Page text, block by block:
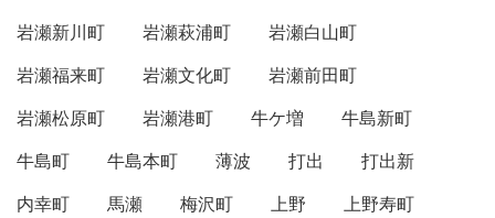
岩瀬新川町
岩瀬萩浦町
岩瀬白山町
岩瀬福来町
岩瀬文化町
岩瀬前田町
岩瀬松原町
岩瀬港町 牛ケ増
牛島新町
牛島町
牛島本町 薄波 打出
打出新
内幸町
馬瀬 梅沢町 上野
上野寿町